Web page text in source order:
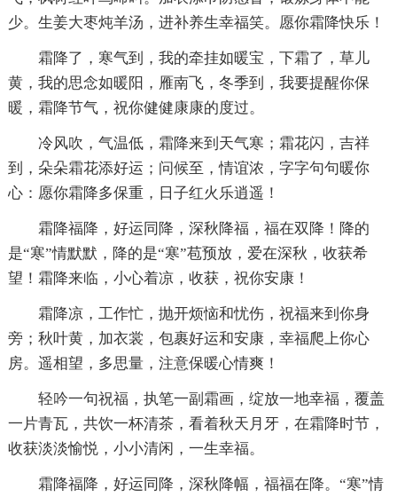
少。生姜大枣炖羊汤，进补养生幸福笑。愿你霜降快乐！
霜降了，寒气到，我的牵挂如暖宝，下霜了，草儿
黄，我的思念如暖阳，雁南飞，冬季到，我要提醒你保
暖，霜降节气，祝你健健康康的度过。
冷风吹，气温低，霜降来到天气寒；霜花闪，吉祥
到，朵朵霜花添好运；问候至，情谊浓，字字句句暖你
心：愿你霜降多保重，日子红火乐逍遥！
霜降福降，好运同降，深秋降福，福在双降！降的
是“寒”情默默，降的是“寒”苞预放，爱在深秋，收获希
望！霜降来临，小心着凉，收获，祝你安康！
霜降凉，工作忙，抛开烦恼和忧伤，祝福来到你身
旁；秋叶黄，加衣裳，包裹好运和安康，幸福爬上你心
房。遥相望，多思量，注意保暖心情爽！
轻吟一句祝福，执笔一副霜画，绽放一地幸福，覆盖
一片青瓦，共饮一杯清茶，看着秋天月牙，在霜降时节，
收获淡淡愉悦，小小清闲，一生幸福。
霜降福降，好运同降，深秋降幅，福福在降。“寒”情